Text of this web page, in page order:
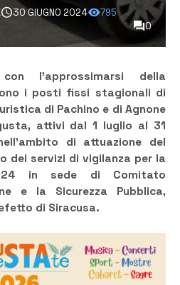
30 GIUGNO 2024
795
0
l’approssimarsi della
i posti fissi stagionali di
di Pachino e di Agnone
attivi dal 1 luglio al 31
di attuazione del
dei servizi di vigilanza per la
in sede di Comitato
e la Sicurezza Pubblica,
di Siracusa.